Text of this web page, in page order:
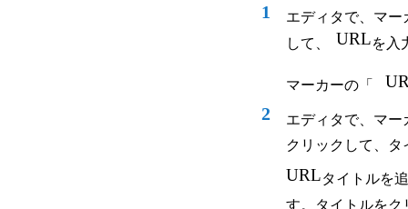
1
エディタで、マー
して、
URLを入
マーカーの「
2
エディタで、マー
クリックして、
URLタイトルを
す。タイトルをク